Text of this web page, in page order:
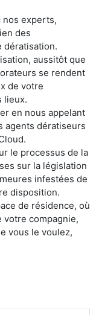
nos experts,
des
dératisation.
aussitôt que
se rendent
de votre
lieux.
en nous appelant
agents dératiseurs
le processus de la
sur la législation
infestées de
disposition.
de résidence, où
votre compagnie,
vous le voulez,